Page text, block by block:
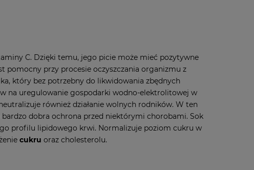
C. Dzięki temu, jego picie może mieć pozytywne
pomocny przy procesie oczyszczania organizmu z
który bez potrzebny do likwidowania zbędnych
na uregulowanie gospodarki wodno-elektrolitowej w
również działanie wolnych rodników. W ten
dobra ochrona przed niektórymi chorobami. Sok
profilu lipidowego krwi. Normalizuje poziom cukru w
cukru oraz cholesterolu.